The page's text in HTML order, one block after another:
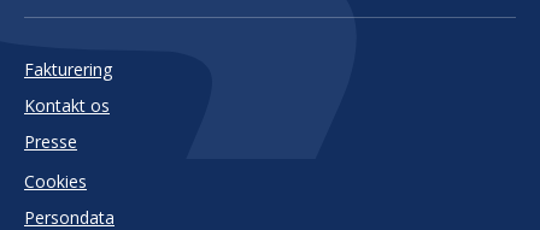
Fakturering
Kontakt os
Presse
Cookies
Persondata